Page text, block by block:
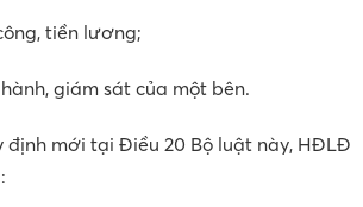
tiền lương;
giám sát của một bên.
định mới tại Điều 20 Bộ luật này, HĐLĐ